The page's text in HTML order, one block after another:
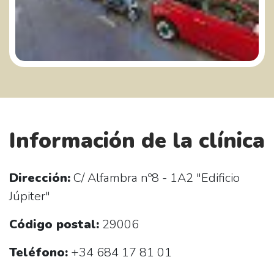
Información de la clínica
Dirección:C/ Alfambra nº8 - 1A2 "Edificio
Júpiter"
Código postal: 29006
Teléfono: +34 684 17 81 01